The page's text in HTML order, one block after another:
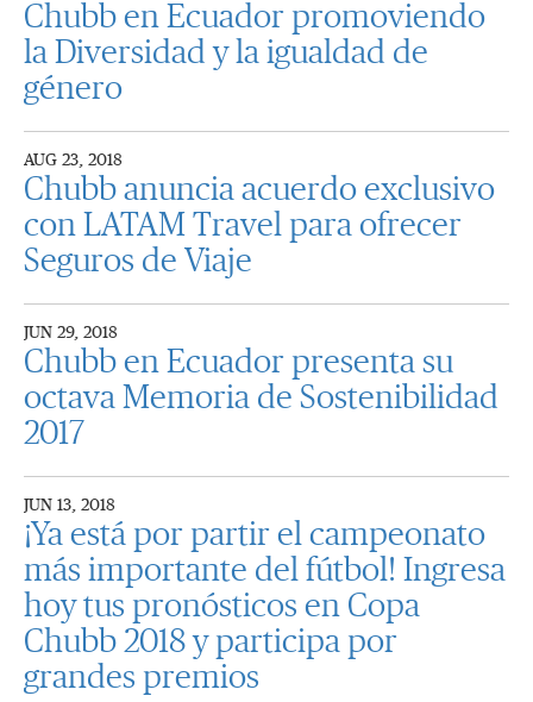
Chubb en Ecuador promoviendo
la Diversidad y la igualdad de
género
AUG 23, 2018
Chubb anuncia acuerdo exclusivo
con LATAM Travel para ofrecer
Seguros de Viaje
JUN 29, 2018
Chubb en Ecuador presenta su
octava Memoria de Sostenibilidad
2017
JUN 13, 2018
¡Ya está por partir el campeonato
más importante del fútbol! Ingresa
hoy tus pronósticos en Copa
Chubb 2018 y participa por
grandes premios